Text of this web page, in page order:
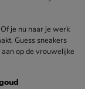
je nu naar je werk
Guess sneakers
op de vrouwelijke